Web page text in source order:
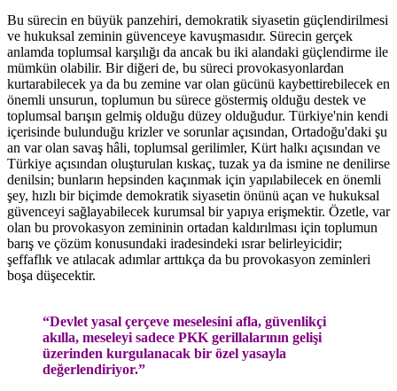
Bu sürecin en büyük panzehiri, demokratik siyasetin güçlendirilmesi
ve hukuksal zeminin güvenceye kavuşmasıdır. Sürecin gerçek
anlamda toplumsal karşılığı da ancak bu iki alandaki güçlendirme ile
mümkün olabilir. Bir diğeri de, bu süreci provokasyonlardan
kurtarabilecek ya da bu zemine var olan gücünü kaybettirebilecek en
önemli unsurun, toplumun bu sürece göstermiş olduğu destek ve
toplumsal barışın gelmiş olduğu düzey olduğudur. Türkiye'nin kendi
içerisinde bulunduğu krizler ve sorunlar açısından, Ortadoğu'daki şu
an var olan savaş hâli, toplumsal gerilimler, Kürt halkı açısından ve
Türkiye açısından oluşturulan kıskaç, tuzak ya da ismine ne denilirse
denilsin; bunların hepsinden kaçınmak için yapılabilecek en önemli
şey, hızlı bir biçimde demokratik siyasetin önünü açan ve hukuksal
güvenceyi sağlayabilecek kurumsal bir yapıya erişmektir. Özetle, var
olan bu provokasyon zemininin ortadan kaldırılması için toplumun
barış ve çözüm konusundaki iradesindeki ısrar belirleyicidir;
şeffaflık ve atılacak adımlar arttıkça da bu provokasyon zeminleri
boşa düşecektir.
“Devlet yasal çerçeve meselesini afla, güvenlikçi
akılla, meseleyi sadece PKK gerillalarının gelişi
üzerinden kurgulanacak bir özel yasayla
değerlendiriyor.”